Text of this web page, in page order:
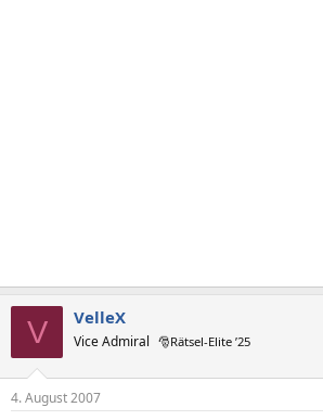
V VelleX
Vice Admiral 🎅Rätsel-Elite ’25
4. August 2007